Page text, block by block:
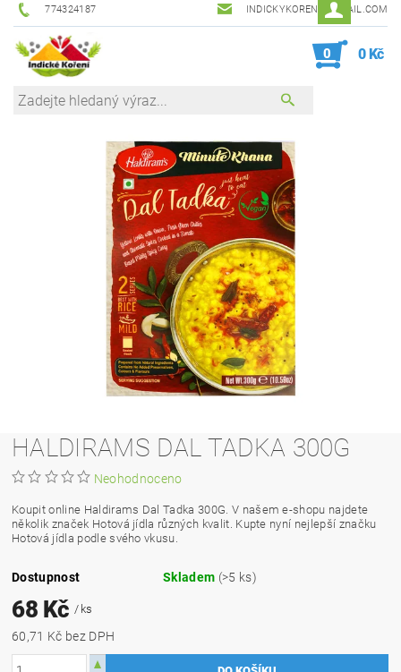
774324187 INDICKYKORENI@GMAIL.COM
0 0 Kč
HALDIRAMS DAL TADKA 300G
Neohodnoceno
Koupit online Haldirams Dal Tadka 300G. V našem e-shopu najdete
několik značek Hotová jídla různých kvalit. Kupte nyní nejlepší značku
Hotová jídla podle svého vkusu.
Dostupnost Skladem (>5 ks)
68 Kč/ ks
60,71 Kč bez DPH